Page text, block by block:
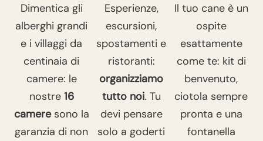
Dimentica gli
alberghi grandi
e i villaggi da
centinaia di
camere: le
nostre 16
cameresono la
garanzia di non
Esperienze,
escursioni,
spostamenti e
ristoranti:
organizziamo
tutto noi. Tu
devi pensare
solo a goderti
Il tuo cane è un
ospite
esattamente
come te: kit di
benvenuto,
ciotola sempre
pronta e una
fontanella